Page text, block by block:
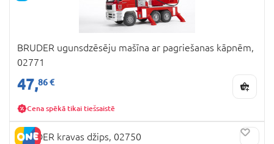
BRUDER ugunsdzēsēju mašīna ar pagriešanas kāpnēm,
02771
47,86 €
Cena spēkā tikai tiešsaistē
BRUDER kravas džips, 02750